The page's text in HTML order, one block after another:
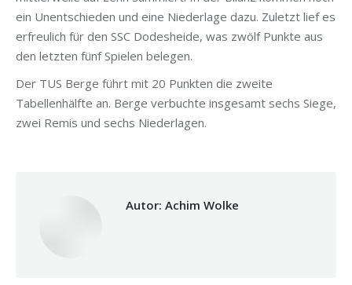
ein Unentschieden und eine Niederlage dazu. Zuletzt lief es
erfreulich für den SSC Dodesheide, was zwölf Punkte aus
den letzten fünf Spielen belegen.
Der TUS Berge führt mit 20 Punkten die zweite
Tabellenhälfte an. Berge verbuchte insgesamt sechs Siege,
zwei Remis und sechs Niederlagen.
Autor: Achim Wolke